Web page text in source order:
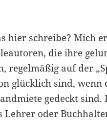
hier schreibe? Mich
die ihre
regelmäßig auf der
glücklich sind, wenn
gedeckt
Lehrer oder